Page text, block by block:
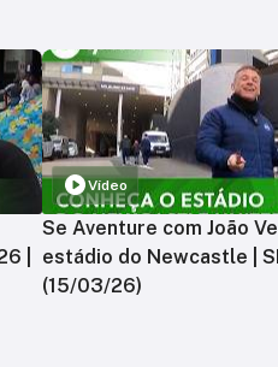
|
Vídeo
Se Aventure com João
estádio do Newcastle |
(15/03/26)